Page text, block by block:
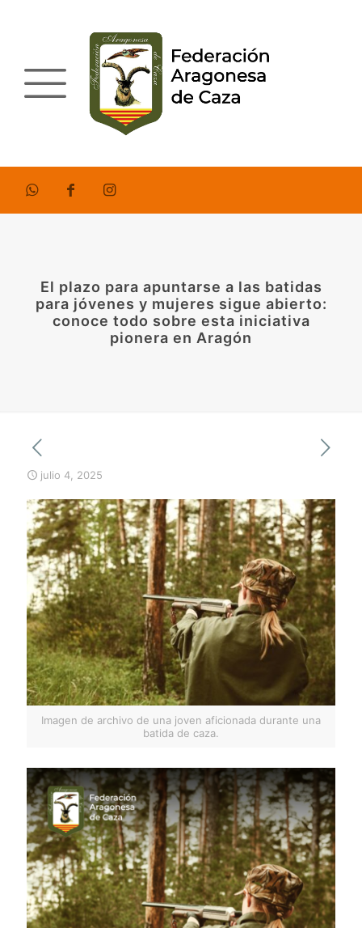
El plazo para apuntarse a las batidas
para jóvenes y mujeres sigue abierto:
conoce todo sobre esta iniciativa
pionera en Aragón
julio 4, 2025
Imagen de archivo de una joven aficionada durante una
batida de caza.